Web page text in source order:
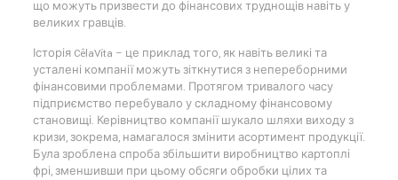
що можуть призвести до фінансових труднощів навіть у
великих гравців.
Історія CêlaVíta – це приклад того, як навіть великі та
усталені компанії можуть зіткнутися з непереборними
фінансовими проблемами. Протягом тривалого часу
підприємство перебувало у складному фінансовому
становищі. Керівництво компанії шукало шляхи виходу з
кризи, зокрема, намагалося змінити асортимент продукції.
Була зроблена спроба збільшити виробництво картоплі
фрі, зменшивши при цьому обсяги обробки цілих та